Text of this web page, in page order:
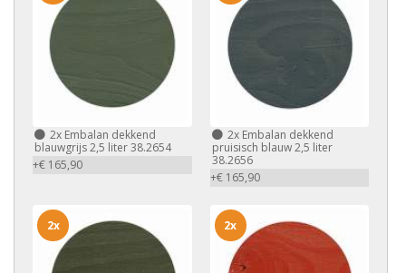
2x Embalan dekkend
blauwgrijs 2,5 liter 38.2654
+€ 165,90
2xEmbalan dekkend
pruisisch blauw 2,5 liter
38.2656
+€ 165,90
2x 2x